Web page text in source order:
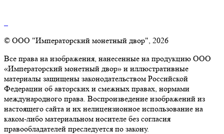
© ООО "Императорский монетный двор", 2026
Все права на изображения, нанесенные на продукцию ООО
«Императорский монетный двор» и иллюстративные
материалы защищены законодательством Российской
Федерации об авторских и смежных правах, нормами
международного права. Воспроизведение изображений из
настоящего сайта и их нелицензионное использование на
каком-либо материальном носителе без согласия
правообладателей преследуется по закону.